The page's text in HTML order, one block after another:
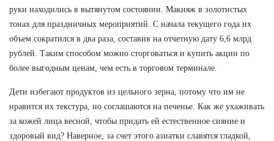
руки находились в вытянутом состоянии. Макияж в золотистых
тонах для праздничных мероприятий. С начала текущего года их
объем сократился в два раза, составив на отчетную дату 6,6 млрд
рублей. Таким способом можно сторговаться и купить акции по
более выгодным ценам, чем есть в торговом терминале.
Дети избегают продуктов из цельного зерна, потому что им не
нравится их текстура, но соглашаются на печенье. Как же ухаживать
за кожей лица весной, чтобы придать ей естественное сияние и
здоровый вид? Наверное, за счет этого азиатки славятся гладкой,